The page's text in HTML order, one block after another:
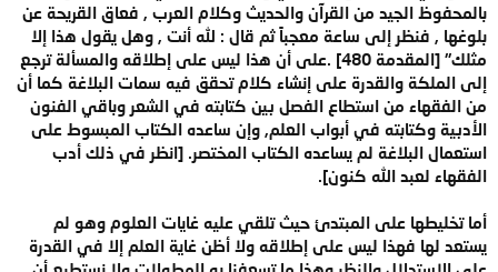
بالمحفوظ الجيد من القرآن والحديث وكلام العرب , فعاق القريحة عن
بلوغها , فنظر إلى ساعة معجباً ثم قال : لله أنت , وهل يقول هذا إلا
مثلك" [المقدمة 480] .على أن هذا ليس على إطلاقه والمسألة ترجع
إلى الملكة والقدرة على إنشاء كلام تحقق فيه سمات البلاغة كما أن
من الفقهاء من استطاع الفصل بين كتابته في الشعر وباقي الفنون
الأدبية وكتابته في أبواب العلم, وإن ساعده الكتاب المبسوط على
استعمال البلاغة لم يساعده الكتاب المختصر. [انظر في ذلك أدب
الفقهاء لعبد الله كنون].
أما تخليطها على المبتدئ حيث تلقي عليه غايات العلوم وهو لم
يستعد لها فهذا ليس على إطلاقه ولا أظن غاية العلم إلا في القدرة